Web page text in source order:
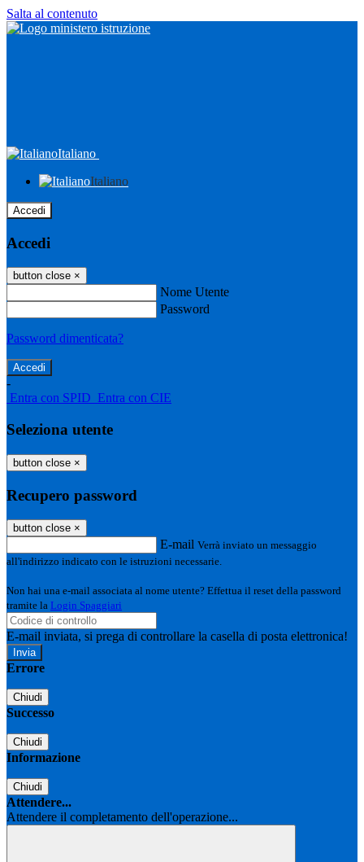
Salta al contenuto
Italiano
Italiano
Accedi
Accedi
button close ×
Nome Utente
Password
Password dimenticata?
-
Entra con SPID Entra con CIE
Seleziona utente
button close ×
Recupero password
button close ×
E-mail Verrà inviato un messaggio
all'indirizzo indicato con le istruzioni necessarie.
Non hai una e-mail associata al nome utente? Effettua il reset della password
tramite la Login Spaggiari
E-mail inviata, si prega di controllare la casella di posta elettronica!
Errore
Chiudi
Successo
Chiudi
Informazione
Chiudi
Attendere...
Attendere il completamento dell'operazione...